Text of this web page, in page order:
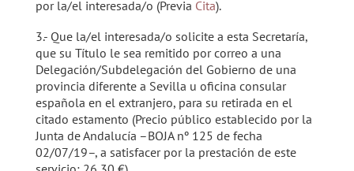
por la/el interesada/o (Previa Cita).
3.- Que la/el interesada/o solicite a esta Secretaría,
que su Título le sea remitido por correo a una
Delegación/Subdelegación del Gobierno de una
provincia diferente a Sevilla u oficina consular
española en el extranjero, para su retirada en el
citado estamento (Precio público establecido por la
Junta de Andalucía –BOJA nº 125 de fecha
02/07/19–, a satisfacer por la prestación de este